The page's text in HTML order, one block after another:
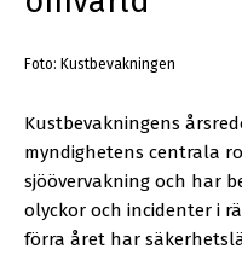
Foto: Kustbevakningen
Kustbevakningens
myndighetens centrala
sjöövervakning och har
olyckor och incidenter i
förra året har